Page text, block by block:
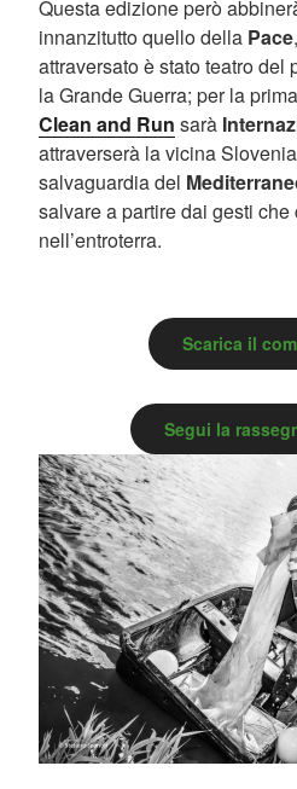
Questa edizione però
innanzitutto quello della Pace
attraversato è stato teatro del
la Grande Guerra; per la
Clean and Run sarà
attraverserà la vicina
salvaguardia del
salvare a partire dai gesti che
nell’entroterra.
Scarica il
Segui la